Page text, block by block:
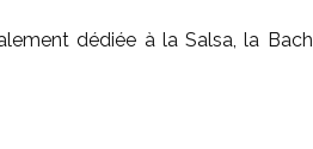
dédiée à la Salsa, la